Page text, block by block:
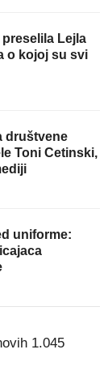
Lejla
o kojoj su svi
društvene
Toni Cetinski,
uniforme:
1.045